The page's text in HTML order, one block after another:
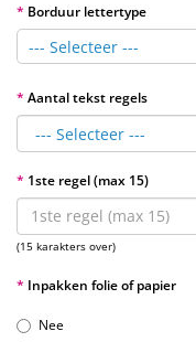
Borduur lettertype
--- Selecteer ---
Aantal tekst regels
1ste regel (max 15)
(15 karakters over)
Inpakken folie of papier
Nee